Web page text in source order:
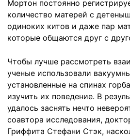
Мортон постоянно
количество матерей с
одиноких китов и даже пар
которые общаются друг с
Чтобы лучше рассмотреть
ученые использовали
установленные на спинах
изучить их поведение. В
удалось заснять нечто
соавтора исследования,
Гриффита Стефани Стэк,